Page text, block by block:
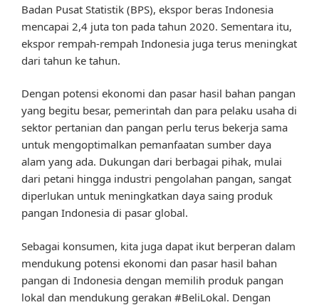
Badan Pusat Statistik (BPS), ekspor beras Indonesia
mencapai 2,4 juta ton pada tahun 2020. Sementara itu,
ekspor rempah-rempah Indonesia juga terus meningkat
dari tahun ke tahun.
Dengan potensi ekonomi dan pasar hasil bahan pangan
yang begitu besar, pemerintah dan para pelaku usaha di
sektor pertanian dan pangan perlu terus bekerja sama
untuk mengoptimalkan pemanfaatan sumber daya
alam yang ada. Dukungan dari berbagai pihak, mulai
dari petani hingga industri pengolahan pangan, sangat
diperlukan untuk meningkatkan daya saing produk
pangan Indonesia di pasar global.
Sebagai konsumen, kita juga dapat ikut berperan dalam
mendukung potensi ekonomi dan pasar hasil bahan
pangan di Indonesia dengan memilih produk pangan
lokal dan mendukung gerakan #BeliLokal. Dengan